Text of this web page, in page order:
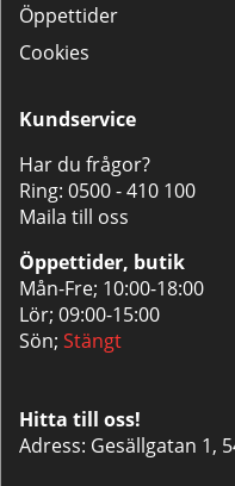
Öppettider
Cookies
Kundservice
Har du frågor?
Ring: 0500 - 410 100
Maila till oss
Öppettider, butik
Mån-Fre; 10:00-18:00
Lör; 09:00-15:00
Sön; Stängt
Hitta till oss!
Adress: Gesällgatan 1,